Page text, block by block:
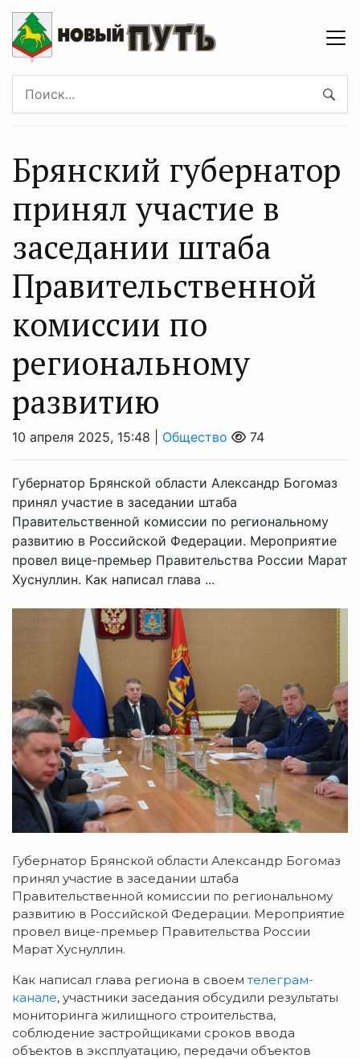
Брянский губернатор
принял участие в
заседании штаба
Правительственной
комиссии по
региональному
развитию
10 апреля 2025, 15:48 | Общество 74
Губернатор Брянской области Александр Богомаз
принял участие в заседании штаба
Правительственной комиссии по региональному
развитию в Российской Федерации. Мероприятие
провел вице-премьер Правительства России Марат
Хуснуллин. Как написал глава ...
Губернатор Брянской области Александр Богомаз
принял участие в заседании штаба
Правительственной комиссии по региональному
развитию в Российской Федерации. Мероприятие
провел вице-премьер Правительства России
Марат Хуснуллин.
Как написал глава региона в своемтелеграм-
канале, участники заседания обсудили результаты
мониторинга жилищного строительства,
соблюдение застройщиками сроков ввода
объектов в эксплуатацию, передачи объектов